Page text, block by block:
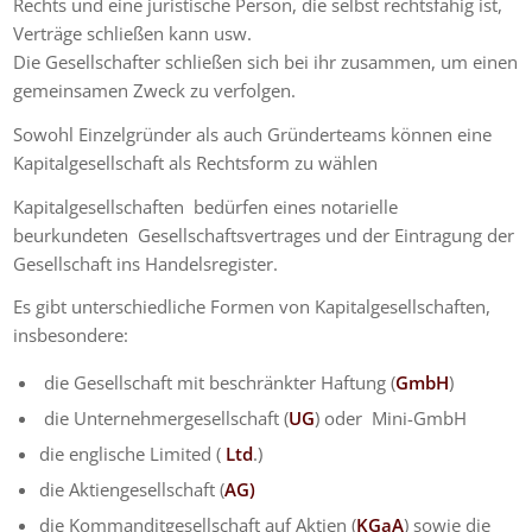
Rechts und eine juristische Person, die selbst rechtsfähig ist,
Verträge schließen kann usw.
Die Gesellschafter schließen sich bei ihr zusammen, um einen
gemeinsamen Zweck zu verfolgen.
Sowohl Einzelgründer als auch Gründerteams können eine
Kapitalgesellschaft als Rechtsform zu wählen
Kapitalgesellschaften bedürfen eines notarielle
beurkundeten Gesellschaftsvertrages und der Eintragung der
Gesellschaft ins Handelsregister.
Es gibt unterschiedliche Formen von Kapitalgesellschaften,
insbesondere:
die Gesellschaft mit beschränkter Haftung (GmbH)
die Unternehmergesellschaft (UG) oder Mini-GmbH
die englische Limited ( Ltd.)
die Aktiengesellschaft (AG)
die Kommanditgesellschaft auf Aktien (KGaA) sowie die